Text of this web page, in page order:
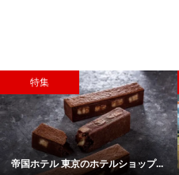
釣り雑誌編集長が語る 水辺の四...